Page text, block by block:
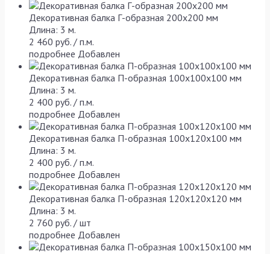
Декоративная балка Г-образная 200х200 мм
Длина: 3 м.
2 460 руб. / п.м.
подробнее Добавлен
Декоративная балка П-образная 100х100х100 мм
Длина: 3 м.
2 400 руб. / п.м.
подробнее Добавлен
Декоративная балка П-образная 100х120х100 мм
Длина: 3 м.
2 400 руб. / п.м.
подробнее Добавлен
Декоративная балка П-образная 120х120х120 мм
Длина: 3 м.
2 760 руб. / шт
подробнее Добавлен